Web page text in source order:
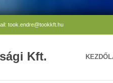
took.endre@tookkft.hu
Kft.